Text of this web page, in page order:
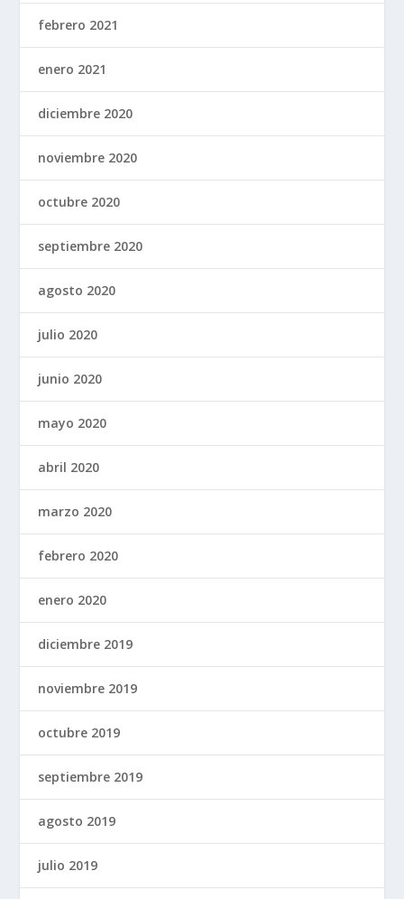
febrero 2021
enero 2021
diciembre 2020
noviembre 2020
octubre 2020
septiembre 2020
agosto 2020
julio 2020
junio 2020
mayo 2020
abril 2020
marzo 2020
febrero 2020
enero 2020
diciembre 2019
noviembre 2019
octubre 2019
septiembre 2019
agosto 2019
julio 2019